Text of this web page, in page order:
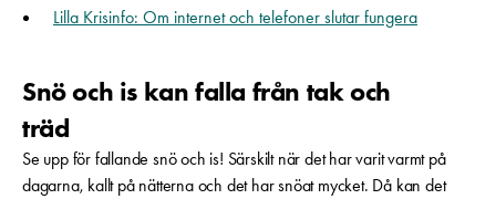
Lilla Krisinfo: Om internet och telefoner slutar fungera
Snö och is kan falla från tak och
träd
Se upp för fallande snö och is! Särskilt när det har varit varmt på
dagarna, kallt på nätterna och det har snöat mycket. Då kan det